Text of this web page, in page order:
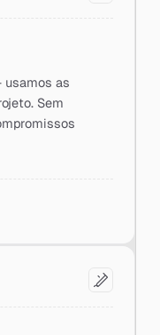
usamos as
Sem